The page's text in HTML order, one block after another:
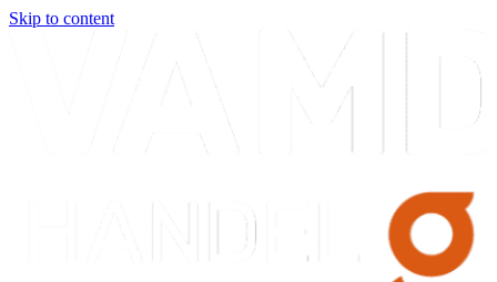
Skip to content